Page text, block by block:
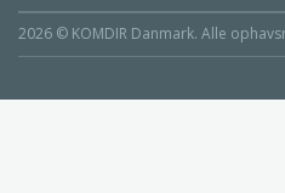
2026 © KOMDIR Danmark. Alle